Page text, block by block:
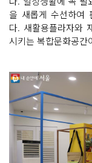
을 새롭게 수선하여
다. 새활용플라자와
시키는 복합문화공간